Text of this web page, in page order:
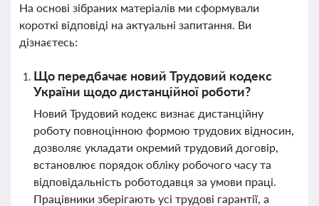
На основі зібраних матеріалів ми сформували
короткі відповіді на актуальні запитання. Ви
дізнаєтесь:
Що передбачає новий Трудовий кодекс
України щодо дистанційної роботи?
Новий Трудовий кодекс визнає дистанційну
роботу повноцінною формою трудових відносин,
дозволяє укладати окремий трудовий договір,
встановлює порядок обліку робочого часу та
відповідальність роботодавця за умови праці.
Працівники зберігають усі трудові гарантії, а